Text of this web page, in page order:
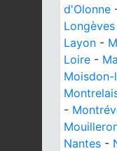
d'Olonne
Longèves
Layon -
Loire -
Moisdon-
-
Nantes -